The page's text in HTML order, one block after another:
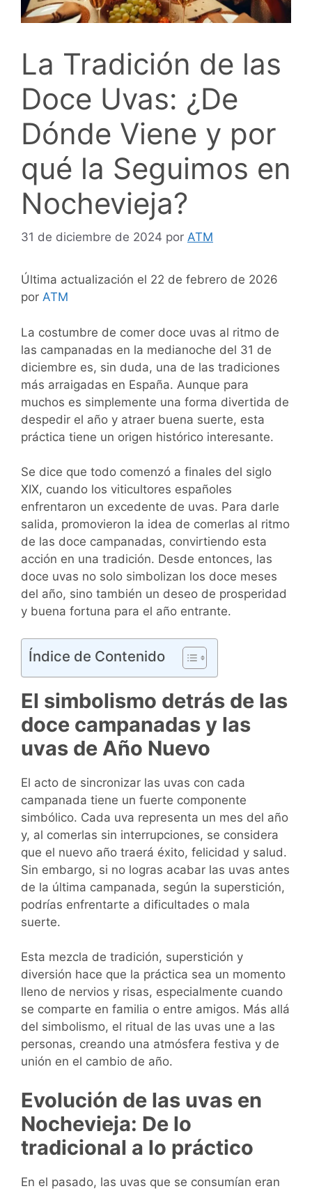
La Tradición de las
Doce Uvas: ¿De
Dónde Viene y por
qué la Seguimos en
Nochevieja?
31 de diciembre de 2024 por ATM
Última actualización el 22 de febrero de 2026
por ATM
La costumbre de comer doce uvas al ritmo de
las campanadas en la medianoche del 31 de
diciembre es, sin duda, una de las tradiciones
más arraigadas en España. Aunque para
muchos es simplemente una forma divertida de
despedir el año y atraer buena suerte, esta
práctica tiene un origen histórico interesante.
Se dice que todo comenzó a finales del siglo
XIX, cuando los viticultores españoles
enfrentaron un excedente de uvas. Para darle
salida, promovieron la idea de comerlas al ritmo
de las doce campanadas, convirtiendo esta
acción en una tradición. Desde entonces, las
doce uvas no solo simbolizan los doce meses
del año, sino también un deseo de prosperidad
y buena fortuna para el año entrante.
Índice de Contenido
El simbolismo detrás de las
doce campanadas y las
uvas de Año Nuevo
El acto de sincronizar las uvas con cada
campanada tiene un fuerte componente
simbólico. Cada uva representa un mes del año
y, al comerlas sin interrupciones, se considera
que el nuevo año traerá éxito, felicidad y salud.
Sin embargo, si no logras acabar las uvas antes
de la última campanada, según la superstición,
podrías enfrentarte a dificultades o mala
suerte.
Esta mezcla de tradición, superstición y
diversión hace que la práctica sea un momento
lleno de nervios y risas, especialmente cuando
se comparte en familia o entre amigos. Más allá
del simbolismo, el ritual de las uvas une a las
personas, creando una atmósfera festiva y de
unión en el cambio de año.
Evolución de las uvas en
Nochevieja: De lo
tradicional a lo práctico
En el pasado, las uvas que se consumían eran